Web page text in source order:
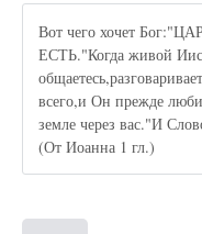
Вот чего хочет
ЕСТЬ."Когда живой
всего,и Он прежде
земле через вас."И
(От Иоанна 1 гл.)